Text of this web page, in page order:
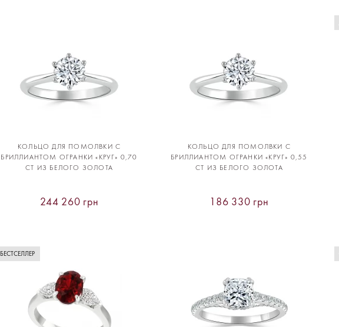
КОЛЬЦО ДЛЯ ПОМОЛВКИ С
БРИЛЛИАНТОМ ОГРАНКИ «КРУГ» 0,70
CT ИЗ БЕЛОГО ЗОЛОТА
244 260 грн
КОЛЬЦО ДЛЯ ПОМОЛВКИ С
БРИЛЛИАНТОМ ОГРАНКИ «КРУГ» 0,55
CT ИЗ БЕЛОГО ЗОЛОТА
186 330 грн
БЕСТСЕЛЛЕР